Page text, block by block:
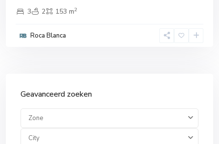
3
2 153 m2
Roca Blanca
Geavanceerd zoeken
Zone
City